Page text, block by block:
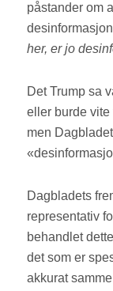
påstander om
desinformasjon
her, er jo
Det Trump sa
eller burde
men
Dagbladets
representativ
behandlet
det som er
akkurat